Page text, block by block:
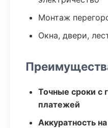
Монтаж
Окна, двери,
Точные сроки с
платежей
Аккуратность